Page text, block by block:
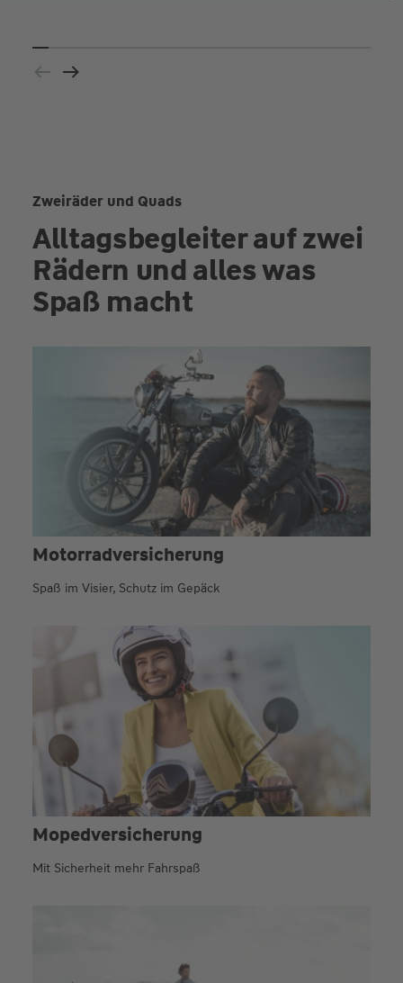
Zweiräder und Quads
Alltagsbegleiter auf zwei
Rädern und alles was
Spaß macht
Motorrad­versicherung
Spaß im Visier, Schutz im Gepäck
Moped­versicherung
Mit Sicherheit mehr Fahrspaß